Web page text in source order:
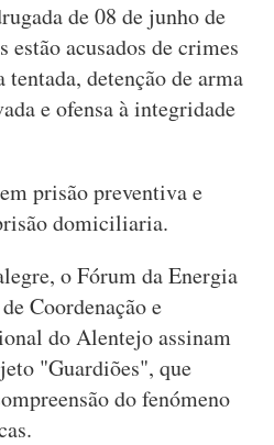
de 08 de junho de
estão acusados de crimes
detenção de arma
e ofensa à integridade
prisão preventiva e
domiciliaria.
o Fórum da Energia
Coordenação e
do Alentejo assinam
"Guardiões", que
do fenómeno